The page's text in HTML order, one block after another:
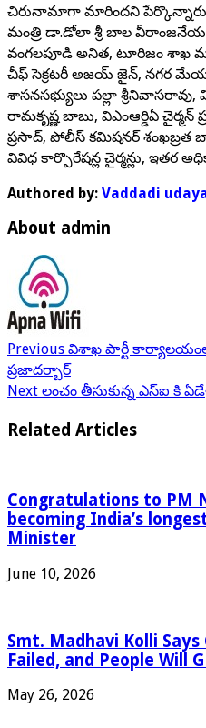
చిరునామాగా మారిందని
మంత్రి డా.డోలా శ్రీ‌ బాల
వంగలపూడి అనిత, టూరిజం శాఖ
చీఫ్ సెక్రటరీ అజయ్ జైన్, నగర
శాసనసభ్యులు పల్లా శ్రీనివాస‌రావు,
రామకృష్ణ బాబు, విఎంఆర్డిఏ చైర్మన్
ప్రసాద్, పోలీస్ క‌మిష‌న‌ర్ శంఖ‌బ్ర‌త
వివిధ కార్పొరేషన్ల చైర్మన్లు, ఇత‌ర
Authored by: Vaddadi
About admin
Previous విశాఖ పార్టీ
ప్రజాదర్బార్
Next లంచం తీసుకున్న ఎస్ఐ కి
Related Articles
Congratulations to PM
becoming India’s
Minister
June 10, 2026
Smt. Madhavi Kolli Says
Failed, and People Will
May 26, 2026